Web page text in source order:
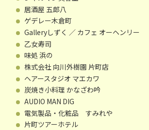
居酒屋 五郎八
ゲデレー木倉町
Galleryしずく ／ カフェ オーヘンリー
乙女寿司
味処 浜の
株式会社 向川外樹園 片町店
ヘアースタジオ マエカワ
炭焼き小料理 かなざわ吟
AUDIO MAN DIG
電気製品・化粧品 すみれや
片町ツアーホテル